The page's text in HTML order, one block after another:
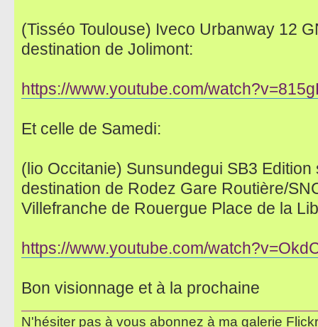
(Tisséo Toulouse) Iveco Urbanway 12
destination de Jolimont:
https://www.youtube.com/
Et celle de Samedi:
(lio Occitanie) Sunsundegui SB3 Edition
destination de Rodez Gare Routière/
Villefranche de Rouergue Place de la
https://www.youtube.com/
Bon visionnage et à la prochaine
N'hésiter pas à vous abonnez à ma galerie